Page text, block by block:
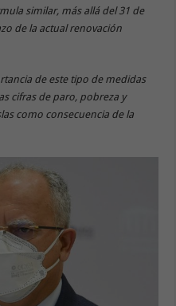
similar, más allá del 31 de
de la actual renovación
de este tipo de medidas
cifras de paro, pobreza y
como consecuencia de la